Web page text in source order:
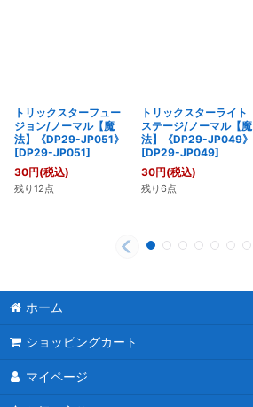
トリックスターフュー
ジョン/ノーマル【魔
法】《DP29-JP051》
[DP29-JP051]
30円(税込)
残り12点
トリックスターライト
ステージ/ノーマル【魔
法】《DP29-JP049》
[DP29-JP049]
30円(税込)
残り6点
ホーム
ショッピングカート
マイページ